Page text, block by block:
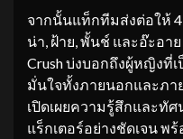
จากนั้นแท็กทีมส่งต่อให้
น่า, ฝ้าย, พั้นช์ และอ๊ะอา
Crush บ่งบอกถึงผู้หญิงที่
มั่นใจทั้งภายนอกและภ
เปิดเผยความรู้สึกและทัศ
แร็กเตอร์อย่างชัดเจน พ